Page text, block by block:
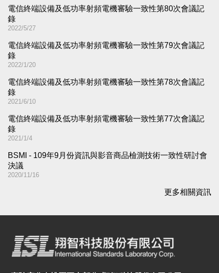
電信終端設備及低功率射頻電機審驗一致性第80次會議記
錄
2022/5/27
電信終端設備及低功率射頻電機審驗一致性第79次會議記
錄
2022/1/20
電信終端設備及低功率射頻電機審驗一致性第78次會議記
錄
2021/6/10
電信終端設備及低功率射頻電機審驗一致性第77次會議記
錄
2021/1/4
BSMI - 109年9月份資訊與影音商品檢測技術一致性研討會
決議
2020/11/16
更多相關資訊